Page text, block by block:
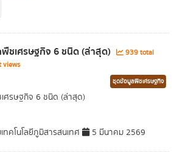
เศรษฐกิจ 6 ชนิด (ล่าสุด)
939 total
views
ชุดข้อมูลพืชเศรษฐกิจ
ศรษฐกิจ 6 ชนิด (ล่าสุด)
คโนโลยีภูมิสารสนเทศ 5 มีนาคม 2569